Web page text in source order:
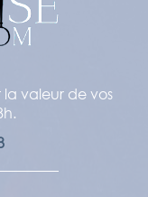
valeur de vos